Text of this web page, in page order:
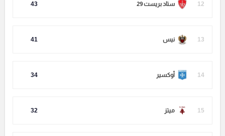
12 ستاد بريست 29 43
13 نيس 41
14 أوكسير 34
15 ميتز 32